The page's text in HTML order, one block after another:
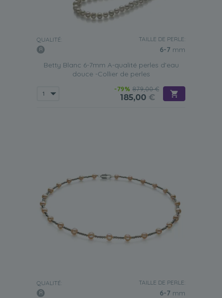
QUALITÉ: TAILLE DE PERLE:
6-7 mm
Betty Blanc 6-7mm A-qualité perles d'eau
douce -Collier de perles
-79% 879,00 €
185,00 €
QUALITÉ: TAILLE DE PERLE:
6-7 mm